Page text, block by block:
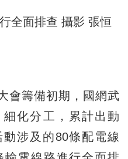
全面排查 攝影 張恒
籌備初期，國網武
化分工，累計出動
涉及的80條配電線